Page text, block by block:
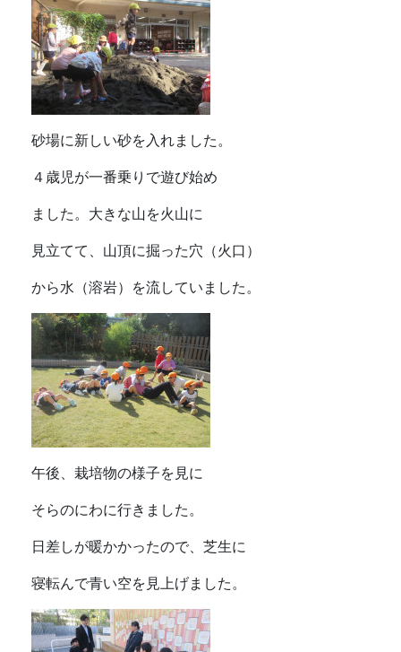
砂場に新しい砂を入れました。
４歳児が一番乗りで遊び始め
ました。大きな山を火山に
見立てて、山頂に掘った穴（火口）
から水（溶岩）を流していました。
午後、栽培物の様子を見に
そらのにわに行きました。
日差しが暖かかったので、芝生に
寝転んで青い空を見上げました。